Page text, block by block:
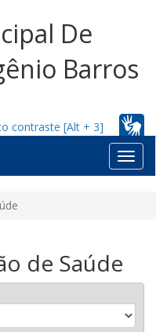
De
Barros
contraste [Alt + 3]
de Saúde